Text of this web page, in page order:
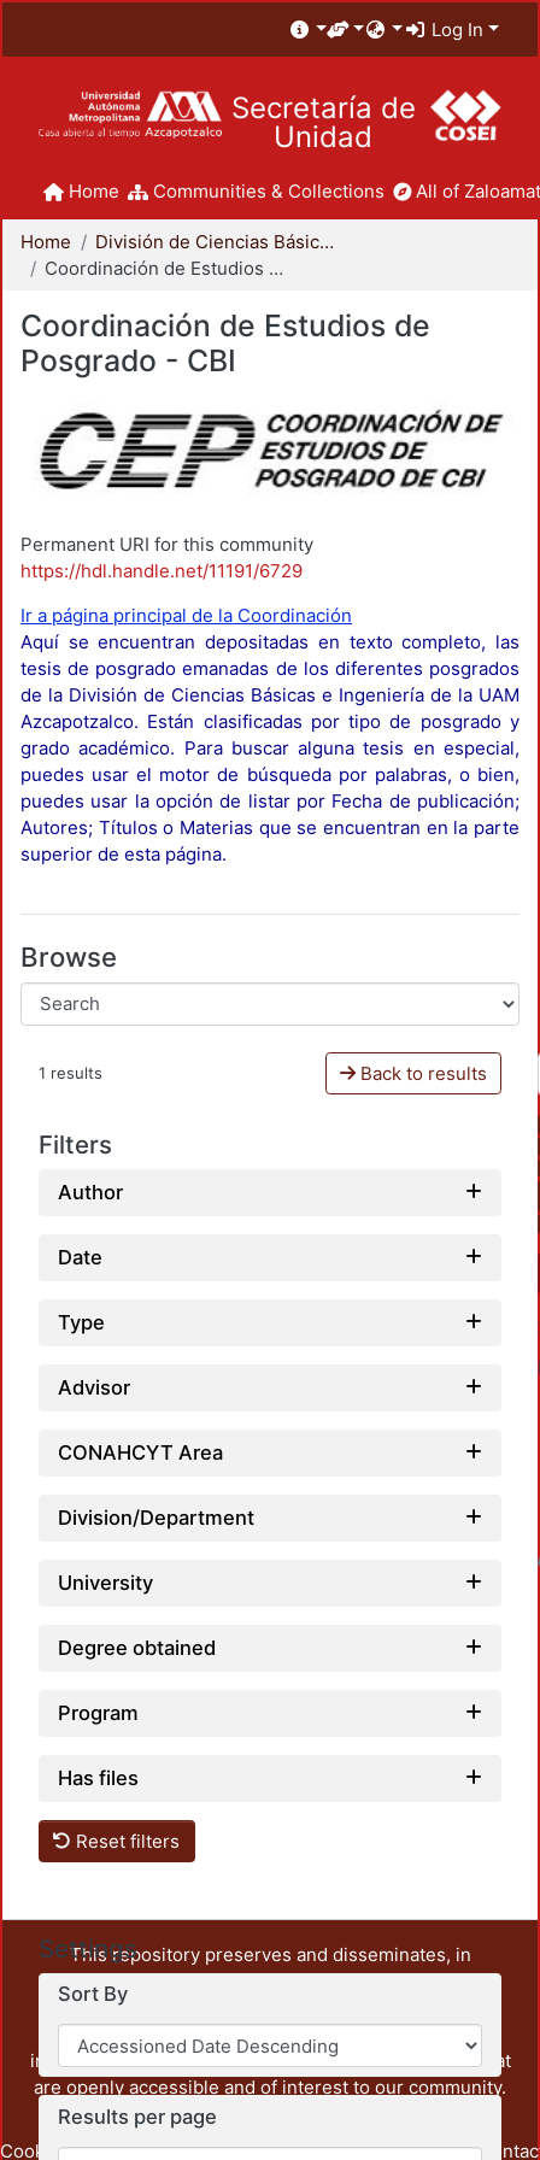
Log In
Secretaría de
Unidad
Home Communities & Collections All of
Home
División de Ciencias Básicas e Ingeniería
Coordinación de Estudios de Posgrado - CBI
Coordinación de Estudios de
Posgrado - CBI
Permanent URI for this community
https://hdl.handle.net/11191/6729
Ir a página principal de la Coordinación
Aquí se encuentran depositadas en texto completo, las
tesis de posgrado emanadas de los diferentes posgrados
de la División de Ciencias Básicas e Ingeniería de la UAM
Azcapotzalco. Están clasificadas por tipo de posgrado y
grado académico. Para buscar alguna tesis en especial,
puedes usar el motor de búsqueda por palabras, o bien,
puedes usar la opción de listar por Fecha de publicación;
Autores; Títulos o Materias que se encuentran en la parte
superior de esta página.
Browse
1 results Back to results
Filters
Author
Date
Type
Advisor
CONAHCYT Area
Division/Department
University
Degree obtained
Program
Has files
Reset filters
Settings
Sort By
Results per page
This repository preserves and disseminates, in
unrestricted open access, the teaching and research
output of UAM Azcapotzalco. It also includes some
administrative and graphic documents from the
institution, as well as content from other institutions that
are openly accessible and of interest to our community.
Cookie Privacy End User Send